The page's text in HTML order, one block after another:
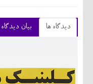
دیدگاه ها بیان دیدگاه